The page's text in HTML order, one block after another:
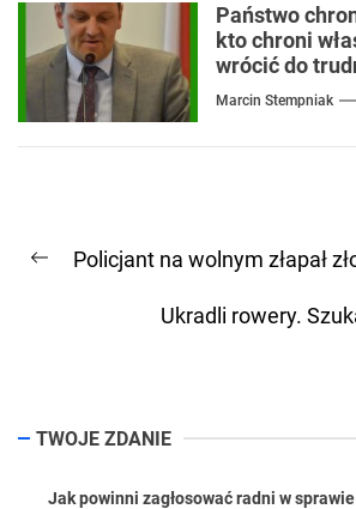
Państwo
kto chroni
wrócić do
Marcin Stempniak
wpisu
Previous
Policjant na wolnym złapał
Ukradli rowery.
TWOJE ZDANIE
Jak powinni zagłosować radni w sprawie